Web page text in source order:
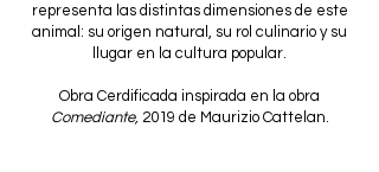
representa las distintas dimensiones de este
animal: su origen natural, su rol culinario y su
llugar en la cultura popular.
Obra Cerdificada inspirada en la obra
Comediante, 2019 de Maurizio Cattelan.